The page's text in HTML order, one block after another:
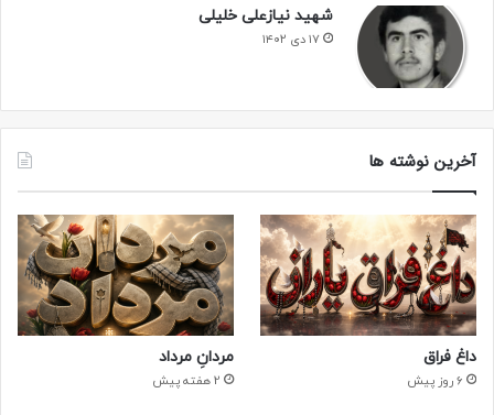
نکردم…!
پدر و مادر! برای من گریه نکنید که دشمن اسلام خوش حال شود!
مادر! از قول من، صورت برادران و خواهرانم را ببوسید!
پدر و مادر عزیزم! برای من یکسال نماز و روزه قضا بگیرید!
چند سخن با بردارانم دارم:
حجت! امیدوارم که این دعاها و نماز جمعه را فراموش نکنید و
مسجد که همان پشت جبهه است! در بسیج و انجمن فعالیت
کنید! برادرانم امیدوارم که شما هم مرا حلال کنید…!
شهید نیازعلی خلیلی
۱۷ دی ۱۴۰۲
آخرین نوشته ها
داغ فراق
6 روز پیش
مردانِ مرداد
2 هفته پیش